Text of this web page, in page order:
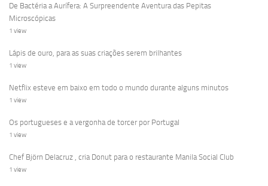
De Bactéria a Aurífera: A Surpreendente Aventura das Pepitas
Microscópicas
1 view
Lápis de ouro, para as suas criações serem brilhantes
1 view
Netflix esteve em baixo em todo o mundo durante alguns minutos
1 view
Os portugueses e a vergonha de torcer por Portugal
1 view
Chef Björn Delacruz , cria Donut para o restaurante Manila Social Club
1 view